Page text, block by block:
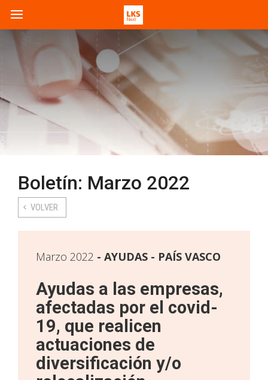
Boletín: Marzo 2022
VOLVER
Marzo 2022 AYUDAS - PAÍS VASCO
Ayudas a las empresas,
afectadas por el covid-
19, que realicen
actuaciones de
diversificación y/o